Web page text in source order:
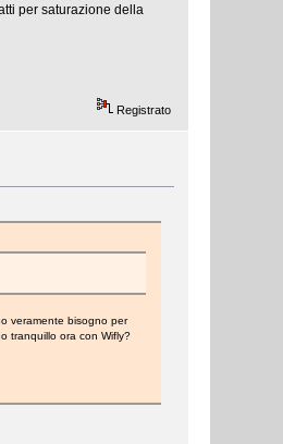
per saturazione della
Registrato
veramente bisogno per
tranquillo ora con Wifly?